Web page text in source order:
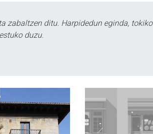
zabaltzen ditu. Harpidedun eginda, tokiko
duzu.